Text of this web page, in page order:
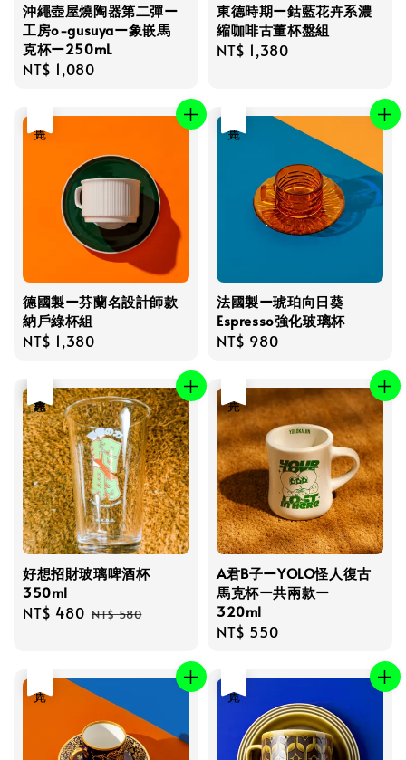
沖繩壺屋燒陶器第二彈ー
工房o-gusuyaー象嵌馬
克杯ー250mL
Regular
NT$ 1,080
東德時期ー鈷藍花卉系濃
縮咖啡古董杯盤組
Regular
NT$ 1,380
德國製ー芬蘭名設計師款
納戶綠杯組
Regular
NT$ 1,380
法國製ー琥珀向日葵
Espresso強化玻璃杯
Regular
NT$ 980
好想招財玻璃啤酒杯
350ml
Sale
NT$ 480 Regular
NT$ 580
A君B子ーYOLO怪人復古
馬克杯ー共兩款ー
320ml
Regular
NT$ 550